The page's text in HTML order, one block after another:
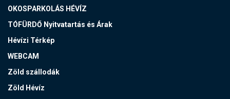
OKOSPARKOLÁS HÉVÍZ
TÓFÜRDŐ Nyitvatartás és Árak
Hévízi Térkép
WEBCAM
Zöld szállodák
Zöld Hévíz